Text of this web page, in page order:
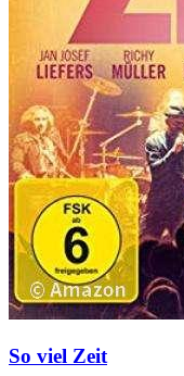
So viel Zeit